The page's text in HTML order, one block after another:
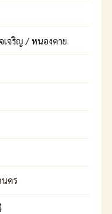
จริญ / หนองคาย
นคร